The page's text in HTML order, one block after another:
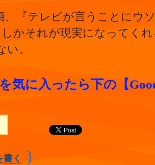
、『テレビが言うことにウ
かそれが現実になってく
。
気に入ったら下の【
書く }